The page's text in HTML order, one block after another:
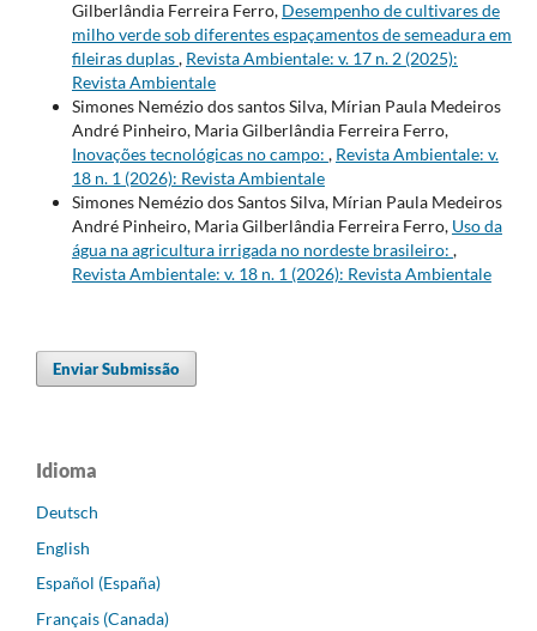
Gilberlândia Ferreira Ferro, Desempenho de cultivares de
milho verde sob diferentes espaçamentos de semeadura em
fileiras duplas, Revista Ambientale: v. 17 n. 2 (2025):
Revista Ambientale
Simones Nemézio dos santos Silva, Mírian Paula Medeiros
André Pinheiro, Maria Gilberlândia Ferreira Ferro,
Inovações tecnológicas no campo: , Revista Ambientale: v.
18 n. 1 (2026): Revista Ambientale
Simones Nemézio dos Santos Silva, Mírian Paula Medeiros
André Pinheiro, Maria Gilberlândia Ferreira Ferro, Uso da
água na agricultura irrigada no nordeste brasileiro: ,
Revista Ambientale: v. 18 n. 1 (2026): Revista Ambientale
Enviar Submissão
Idioma
Deutsch
English
Español (España)
Français (Canada)